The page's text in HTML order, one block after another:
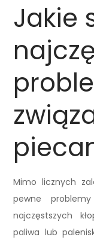
Jakie
Mimo licznych
pewne
najczęstszych
paliwa lub